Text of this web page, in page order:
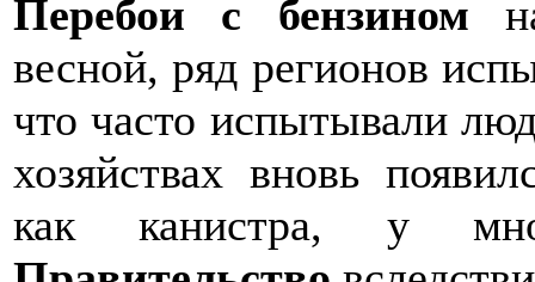
Перебои с бензином
весной, ряд регионов
что часто испытывали
хозяйствах вновь
как канистра, у